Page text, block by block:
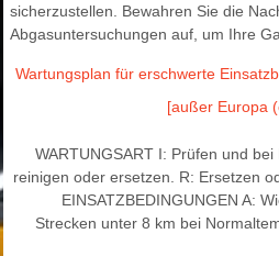
sicherzustellen. Bewahren Sie die
Abgasuntersuchungen auf, um Ihre
Wartungsplan für erschwerte
[außer Europa
WARTUNGSART I: Prüfen und
reinigen oder ersetzen. R: Ersetzen
EINSATZBEDINGUNGEN A:
Strecken unter 8 km bei